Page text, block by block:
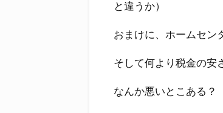
と違うか）
おまけに、ホームセン
そして何より税金の安
なんか悪いとこある？